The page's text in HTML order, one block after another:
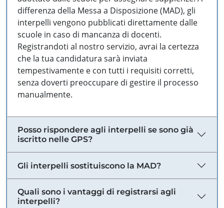
differenza della Messa a Disposizione (MAD), gli
interpelli vengono pubblicati direttamente dalle
scuole in caso di mancanza di docenti.
Registrandoti al nostro servizio, avrai la certezza
che la tua candidatura sarà inviata
tempestivamente e con tutti i requisiti corretti,
senza doverti preoccupare di gestire il processo
manualmente.
Posso rispondere agli interpelli se sono già
iscritto nelle GPS?
Gli interpelli sostituiscono la MAD?
Quali sono i vantaggi di registrarsi agli
interpelli?